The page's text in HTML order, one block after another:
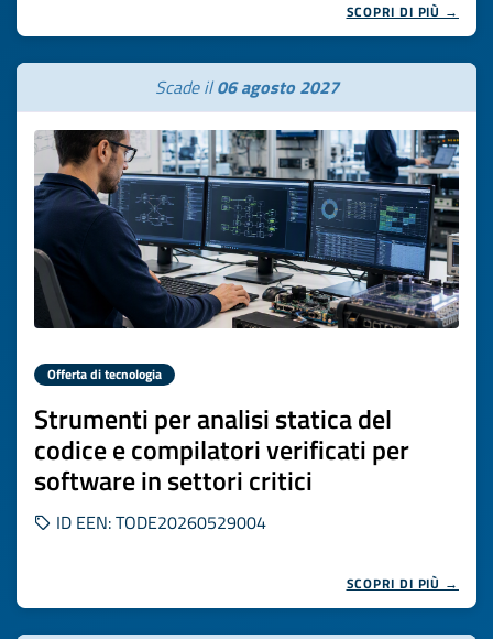
SCOPRI DI PIÙ →
Scade il06 agosto 2027
Offerta di tecnologia
Strumenti per analisi statica del
codice e compilatori verificati per
software in settori critici
ID EEN: TODE20260529004
SCOPRI DI PIÙ →